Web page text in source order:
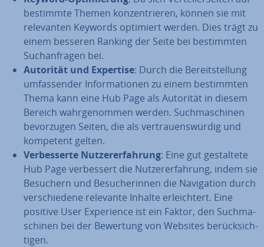
bestimmte Themen kon­zen­trie­ren, können sie mit
re­le­van­ten Keywords optimiert werden. Dies trägt zu
einem besseren Ranking der Seite bei be­stimm­ten
Such­an­fra­gen bei.
Autorität und Expertise: Durch die Be­reit­stel­lung
um­fas­sen­der In­for­ma­tio­nen zu einem be­stimm­ten
Thema kann eine Hub Page als Autorität in diesem
Bereich wahr­ge­nom­men werden. Such­ma­schi­nen
be­vor­zu­gen Seiten, die als ver­trau­ens­wür­dig und
kompetent gelten.
Ver­bes­ser­te Nut­zer­er­fah­rung: Eine gut ge­stal­te­te
Hub Page ver­bes­sert die Nut­zer­er­fah­rung, indem sie
Besuchern und Be­su­che­rin­nen die Na­vi­ga­ti­on durch
ver­schie­de­ne relevante Inhalte er­leich­tert. Eine
positive User Ex­pe­ri­ence ist ein Faktor, den Such­ma­
schi­nen bei der Bewertung von Websites be­rück­sich­
ti­gen.